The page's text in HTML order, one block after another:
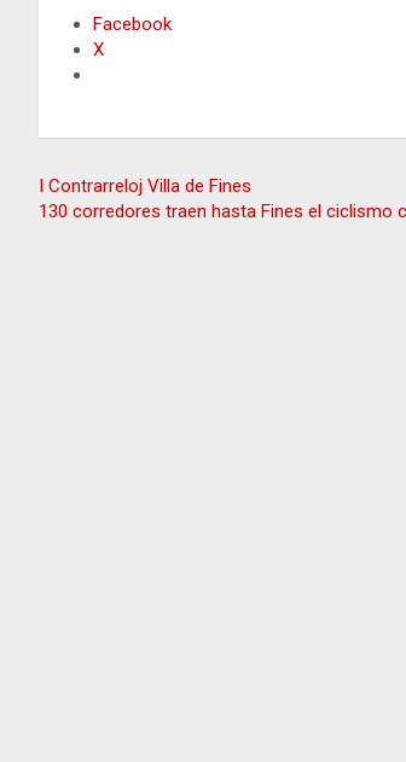
Facebook
X
Navegación
I Contrarreloj Villa de Fines
130 corredores traen hasta Fines el ciclismo